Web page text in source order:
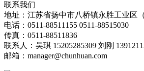
联系我们
地址：江苏省扬中市八桥镇永胜工业区
电话：0511-88511155 0511-88515030
传真：0511-88511836
联系人：吴琪 15205285309 刘刚
邮箱：manager@chunhuan.com